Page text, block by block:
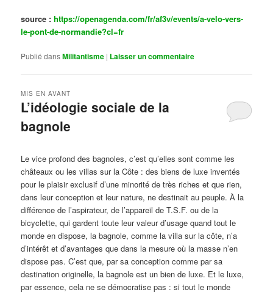
source :https://openagenda.com/fr/af3v/events/a-velo-vers-
le-pont-de-normandie?cl=fr
Publié dansMilitantisme | Laisser un commentaire
L’idéologie sociale de la
bagnole
MIS EN AVANT
Le vice profond des bagnoles, c’est qu’elles sont comme les
châteaux ou les villas sur la Côte : des biens de luxe inventés
pour le plaisir exclusif d’une minorité de très riches et que rien,
dans leur conception et leur nature, ne destinait au peuple. À la
différence de l’aspirateur, de l’appareil de T.S.F. ou de la
bicyclette, qui gardent toute leur valeur d’usage quand tout le
monde en dispose, la bagnole, comme la villa sur la côte, n’a
d’intérêt et d’avantages que dans la mesure où la masse n’en
dispose pas. C’est que, par sa conception comme par sa
destination originelle, la bagnole est un bien de luxe. Et le luxe,
par essence, cela ne se démocratise pas : si tout le monde